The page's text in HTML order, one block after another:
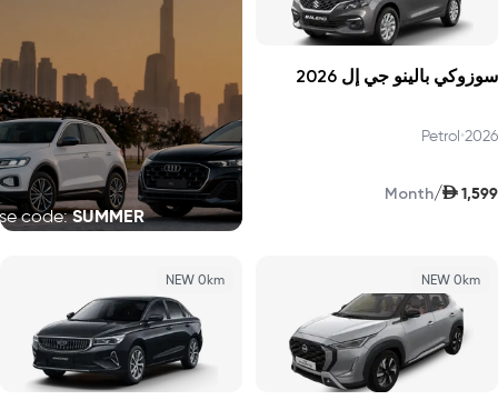
سوزوكي بالينو جي إل 2026
2026
•
Petrol
AED 1,599
/
Month
code: SUMMER
NEW 0km
NEW 0km